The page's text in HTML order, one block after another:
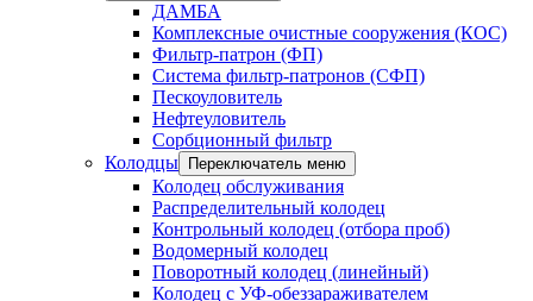
ДАМБА
Комплексные очистные сооружения (КОС)
Фильтр-патрон (ФП)
Система фильтр-патронов (СФП)
Пескоуловитель
Нефтеуловитель
Сорбционный фильтр
Колодцы
Переключатель меню
Колодец обслуживания
Распределительный колодец
Контрольный колодец (отбора проб)
Водомерный колодец
Поворотный колодец (линейный)
Колодец с УФ-обеззараживателем